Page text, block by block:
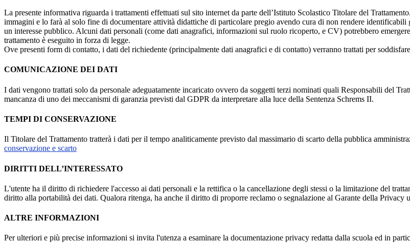
La presente informativa riguarda i trattamenti effettuati sul sito internet da parte dell’Istituto Scolastico Titolare del
immagini e lo farà al solo fine di documentare attività didattiche di particolare pregio avendo cura di non rendere
un interesse pubblico. Alcuni dati personali (come dati anagrafici, informazioni sul ruolo ricoperto, e CV) potrebbero
trattamento è eseguito in forza di legge.
Ove presenti form di contatto, i dati del richiedente (principalmente dati anagrafici e di contatto) verranno trattati per
COMUNICAZIONE DEI DATI
I dati vengono trattati solo da personale adeguatamente incaricato ovvero da soggetti terzi nominati quali Responsabili del
mancanza di uno dei meccanismi di garanzia previsti dal GDPR da interpretare alla luce della Sentenza Schrems II.
TEMPI DI CONSERVAZIONE
Il Titolare del Trattamento tratterà i dati per il tempo analiticamente previsto dal massimario di scarto della pubblica
conservazione e scarto
DIRITTI DELL’INTERESSATO
L'utente ha il diritto di richiedere l'accesso ai dati personali e la rettifica o la cancellazione degli stessi o la limitazione del
diritto alla portabilità dei dati. Qualora ritenga, ha anche il diritto di proporre reclamo o segnalazione al Garante della Privacy
ALTRE INFORMAZIONI
Per ulteriori e più precise informazioni si invita l'utenza a esaminare la documentazione privacy redatta dalla scuola ed in